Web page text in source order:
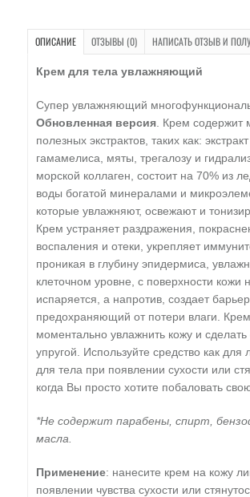
ОПИСАНИЕ ОТЗЫВЫ (0) НАПИСАТЬ ОТЗЫВ И
Крем для тела увлажняющий
Супер увлажняющий
Обновленная версия . Крем содержит
полезных экстрактов, таких как:
гамамелиса, мяты, трегалозу и
морской коллаген, состоит на 70% из
воды богатой минералами и
которые увлажняют, освежают и
Крем устраняет раздражения,
воспаления и отеки, укрепляет
проникая в глубину эпидермиса,
клеточном уровне, с поверхности кожи
испаряется, а напротив, создает барьер,
предохраняющий от потери влаги.
моментально увлажнить кожу и
упругой. Используйте средство как для
для тела при появлении сухости или
когда Вы просто хотите побаловать
*Не содержит парабены, спирт,
масла.
Применение: нанесите крем на кожу
появлении чувства сухости или